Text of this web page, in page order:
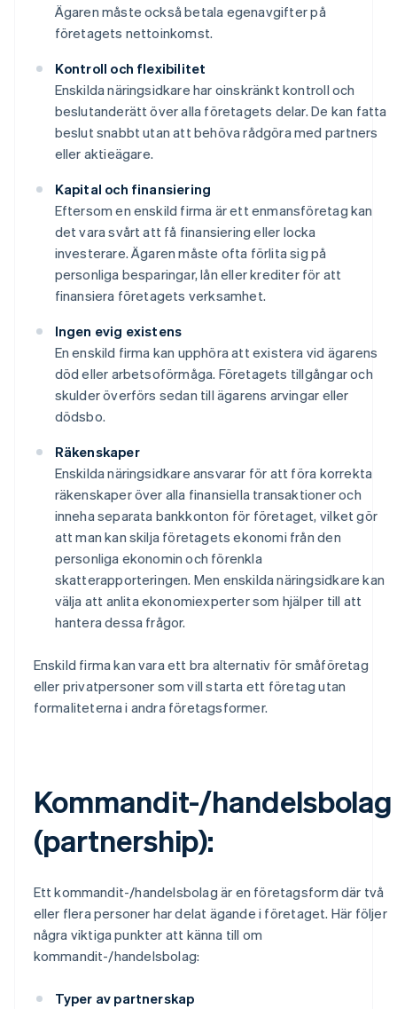
Ägaren måste också betala egenavgifter på
företagets nettoinkomst.
Kontroll och flexibilitet
Enskilda näringsidkare har oinskränkt kontroll och
beslutanderätt över alla företagets delar. De kan fatta
beslut snabbt utan att behöva rådgöra med partners
eller aktieägare.
Kapital och finansiering
Eftersom en enskild firma är ett enmansföretag kan
det vara svårt att få finansiering eller locka
investerare. Ägaren måste ofta förlita sig på
personliga besparingar, lån eller krediter för att
finansiera företagets verksamhet.
Ingen evig existens
En enskild firma kan upphöra att existera vid ägarens
död eller arbetsoförmåga. Företagets tillgångar och
skulder överförs sedan till ägarens arvingar eller
dödsbo.
Räkenskaper
Enskilda näringsidkare ansvarar för att föra korrekta
räkenskaper över alla finansiella transaktioner och
inneha separata bankkonton för företaget, vilket gör
att man kan skilja företagets ekonomi från den
personliga ekonomin och förenkla
skatterapporteringen. Men enskilda näringsidkare kan
välja att anlita ekonomiexperter som hjälper till att
hantera dessa frågor.
Enskild firma kan vara ett bra alternativ för småföretag
eller privatpersoner som vill starta ett företag utan
formaliteterna i andra företagsformer.
Kommandit-/handelsbolag
(partnership):
Ett kommandit-/handelsbolag är en företagsform där två
eller flera personer har delat ägande i företaget. Här följer
några viktiga punkter att känna till om
kommandit-/handelsbolag:
Typer av partnerskap